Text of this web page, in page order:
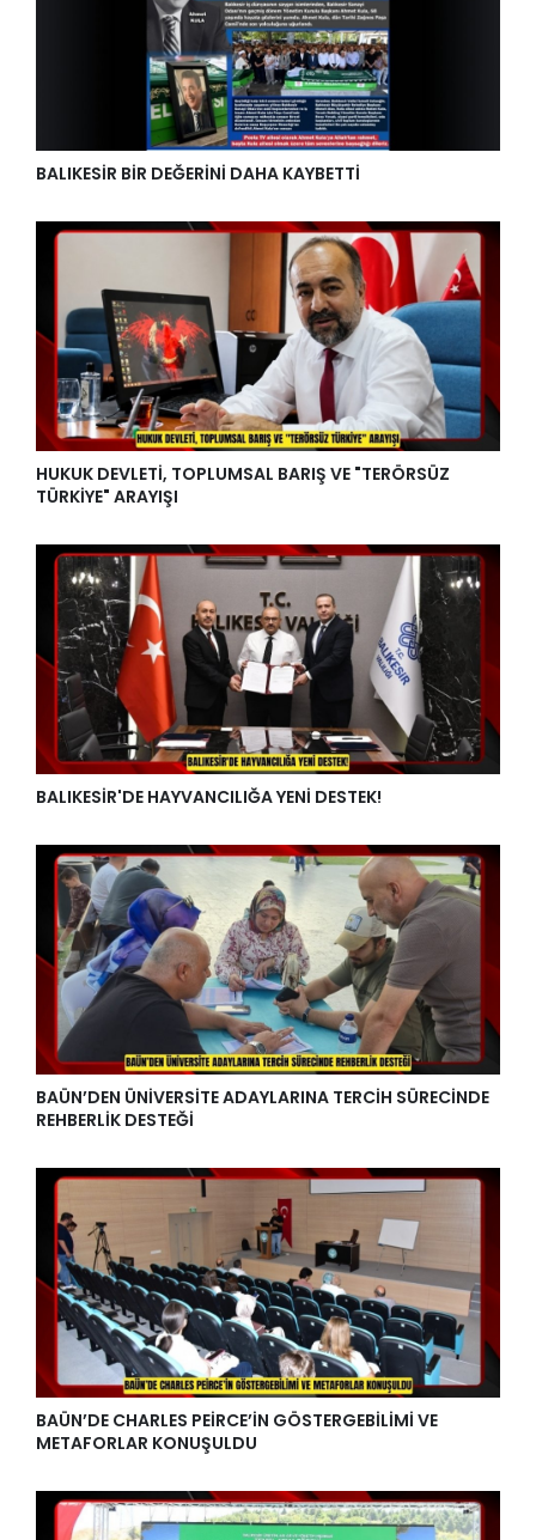
BALIKESİR BİR DEĞERİNİ DAHA KAYBETTİ
HUKUK DEVLETİ, TOPLUMSAL BARIŞ VE "TERÖRSÜZ
TÜRKİYE" ARAYIŞI
BALIKESİR'DE HAYVANCILIĞA YENİ DESTEK!
BAÜN’DEN ÜNİVERSİTE ADAYLARINA TERCİH SÜRECİNDE
REHBERLİK DESTEĞİ
BAÜN’DE CHARLES PEİRCE’İN GÖSTERGEBİLİMİ VE
METAFORLAR KONUŞULDU